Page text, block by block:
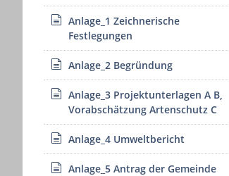
Anlage_1 Zeichnerische
Festlegungen
Anlage_2 Begründung
Anlage_3 Projektunterlagen A B,
Vorabschätzung Artenschutz C
Anlage_4 Umweltbericht
Anlage_5 Antrag der Gemeinde